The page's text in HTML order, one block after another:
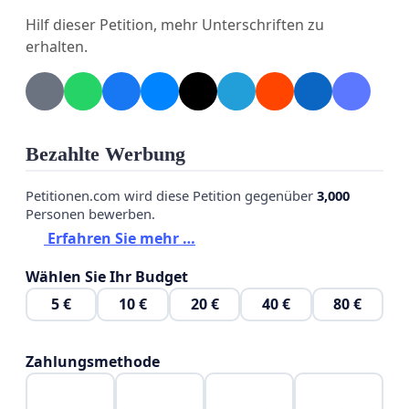
Hiermit ist es von den einzelnen Staaten
sicherzustellen, das Impfungen für jeden
Menschen eine persönliche Entscheidungen sein
MÜSSEN und als solches akzeptiert WERDEN.
Einschränkungen, im politischen, sozialen oder
Anordnung und ist somit nicht rechtens.
7.3.2. dafür zu sorgen, dass Personen, die nicht
geimpft sind, weil dies aufgrund möglicher
betreffende Person dies nicht möchte, nicht
Hilf dieser Petition, mehr Unterschriften zu
erhalten.
Bezahlte Werbung
Petitionen.com wird diese Petition gegenüber 3,000
Personen bewerben.
Erfahren Sie mehr …
Wählen Sie Ihr Budget
5 €
10 € 20 € 40 € 80 €
Zahlungsmethode